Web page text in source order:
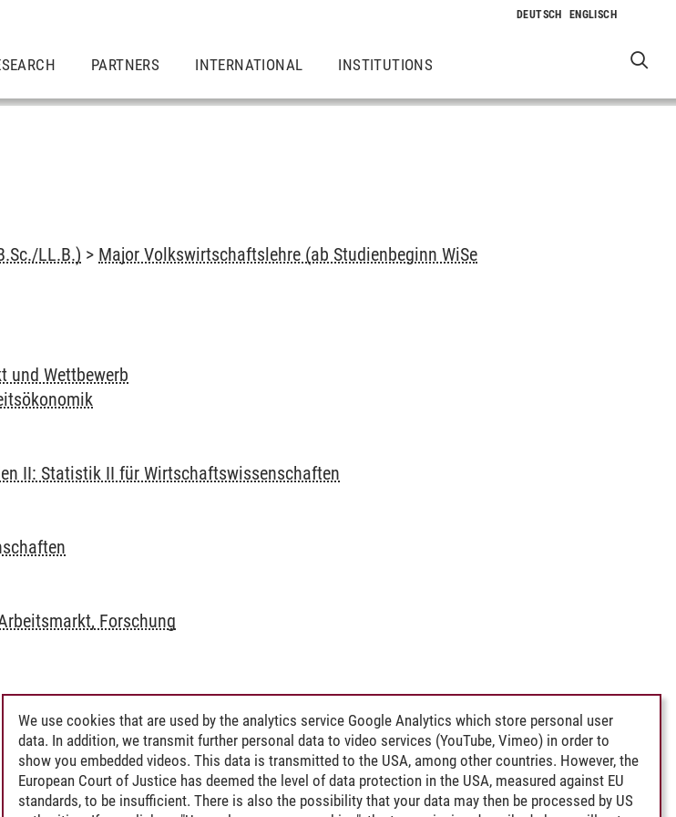
PARTNERS INTERNATIONAL INSTITUTIONS
LL.B.) > Major Volkswirtschaftslehre (ab Studienbeginn WiSe
und Wettbewerb
II: Statistik II für Wirtschaftswissenschaften
Forschung
We use cookies that are used by the analytics service Google Analytics which store personal user
data. In addition, we transmit further personal data to video services (YouTube, Vimeo) in order to
show you embedded videos. This data is transmitted to the USA, among other countries. However, the
European Court of Justice has deemed the level of data protection in the USA, measured against EU
standards, to be insufficient. There is also the possibility that your data may then be processed by US